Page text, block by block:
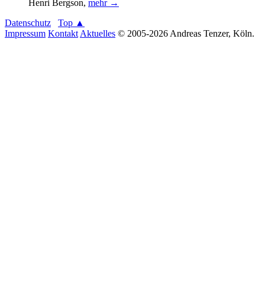
Henri Bergson, mehr →
Datenschutz
Top ▲
Impressum Kontakt Aktuelles © 2005-2026 Andreas Tenzer, Köln.